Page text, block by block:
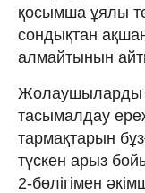
қосымша ұялы
сондықтан
алмайтынын
Жолаушыларды
тасымалдау
тармақтарын
түскен арыз
2-бөлігімен